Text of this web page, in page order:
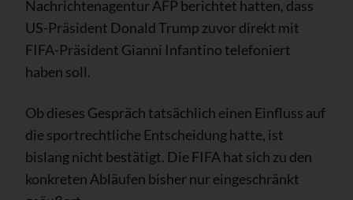
Nachrichtenagentur AFP berichtet hatten, dass
US-Präsident Donald Trump zuvor direkt mit
FIFA-Präsident Gianni Infantino telefoniert
haben soll.
Ob dieses Gespräch tatsächlich einen Einfluss auf
die sportrechtliche Entscheidung hatte, ist
bislang nicht bestätigt. Die FIFA hat sich zu den
konkreten Abläufen bisher nur eingeschränkt